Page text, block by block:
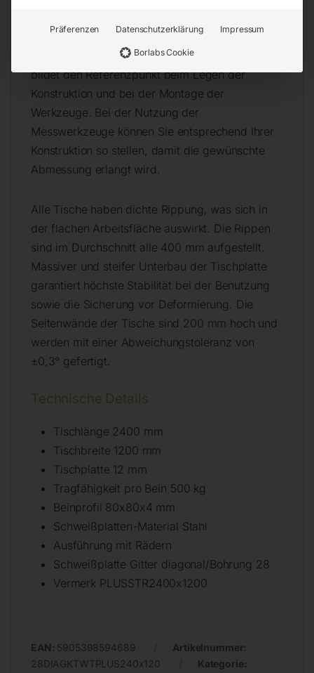
gravierte Skala besteht aus senkrechten und
waagerechten Linien im Raster 100x100mm. Sie
bildet den Referenzpunkt beim Legen der
Konstruktion und bei der Montage der
Werkzeuge. Bei der Nutzung der
Messwerkzeuge können Sie entsprechend Ihrer
Konstruktion so stellen, damit die gewünschte
Abmessung erlangt wird.
Alle Tische haben dichte Rippung, was sich in
der flachen Arbeitsfläche auswirkt. Die Rippen
sind im Durchschnitt alle 400 mm aufgestellt.
Massiver und steifer Unterbau der Tischplatte
garantiert höchste Stabilität bei der Benutzung
sowie die Sicherung vor Deformierung. Die
Seitenwände der Tische sind 200 mm hoch und
werden mit einer Abweichungstoleranz von
±0,3° gefertigt.
Technische Details
Tischlänge 2400 mm
Tischbreite 1200 mm
Tischplatte 12 mm
Tragfähigkeit pro Bein 500 kg
Beinprofil 80x80x4 mm
Schweißplatten-Material Stahl
Ausführung mit Rädern
Schweißplatte Gitter diagonal/Bohrung 28
Vermerk PLUSSTR2400x1200
EAN: 5905398594689
Artikelnummer:
28DIAGKTWTPLUS240x120
Kategorie:
Präferenzen Datenschutzerklärung Impressum
Borlabs Cookie